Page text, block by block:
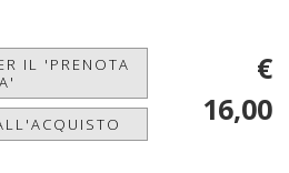
IL 'PRENOTA
€
16,00